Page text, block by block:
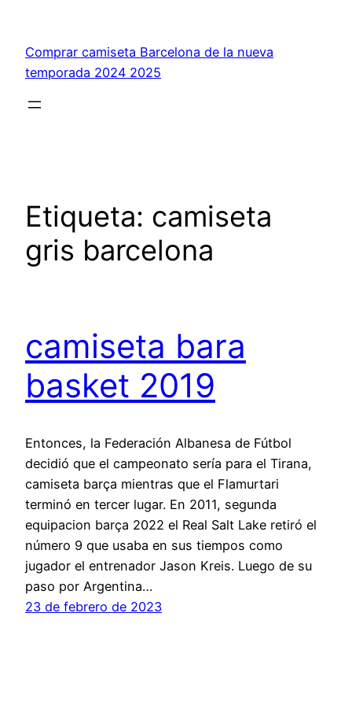
contenido
Comprar camiseta Barcelona de la nueva
temporada 2024 2025
Etiqueta: camiseta
gris barcelona
camiseta bara
basket 2019
Entonces, la Federación Albanesa de Fútbol
decidió que el campeonato sería para el Tirana,
camiseta barça mientras que el Flamurtari
terminó en tercer lugar. En 2011, segunda
equipacion barça 2022 el Real Salt Lake retiró el
número 9 que usaba en sus tiempos como
jugador el entrenador Jason Kreis. Luego de su
paso por Argentina…
23 de febrero de 2023